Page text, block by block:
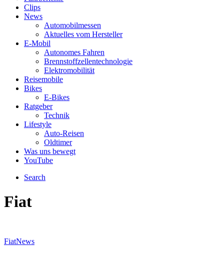
Clips
News
Automobilmessen
Aktuelles vom Hersteller
E-Mobil
Autonomes Fahren
Brennstoffzellentechnologie
Elektromobilität
Reisemobile
Bikes
E-Bikes
Ratgeber
Technik
Lifestyle
Auto-Reisen
Oldtimer
Was uns bewegt
YouTube
Search
Fiat
FiatNews